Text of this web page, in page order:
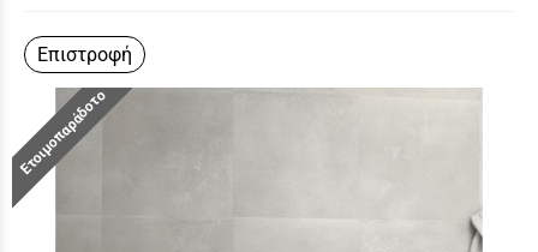
Επιστροφή
Ετοιμοπαράδοτο